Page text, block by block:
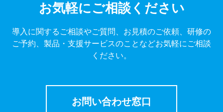
お気軽にご相談ください
導入に関するご相談やご質問、お見積のご依頼、研修の
ご予約、製品・支援サービスのことなどお気軽にご相談
ください。
お問い合わせ窓口